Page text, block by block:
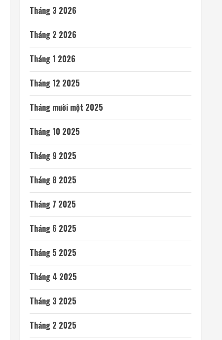
Tháng 3 2026
Tháng 2 2026
Tháng 1 2026
Tháng 12 2025
Tháng mười một 2025
Tháng 10 2025
Tháng 9 2025
Tháng 8 2025
Tháng 7 2025
Tháng 6 2025
Tháng 5 2025
Tháng 4 2025
Tháng 3 2025
Tháng 2 2025